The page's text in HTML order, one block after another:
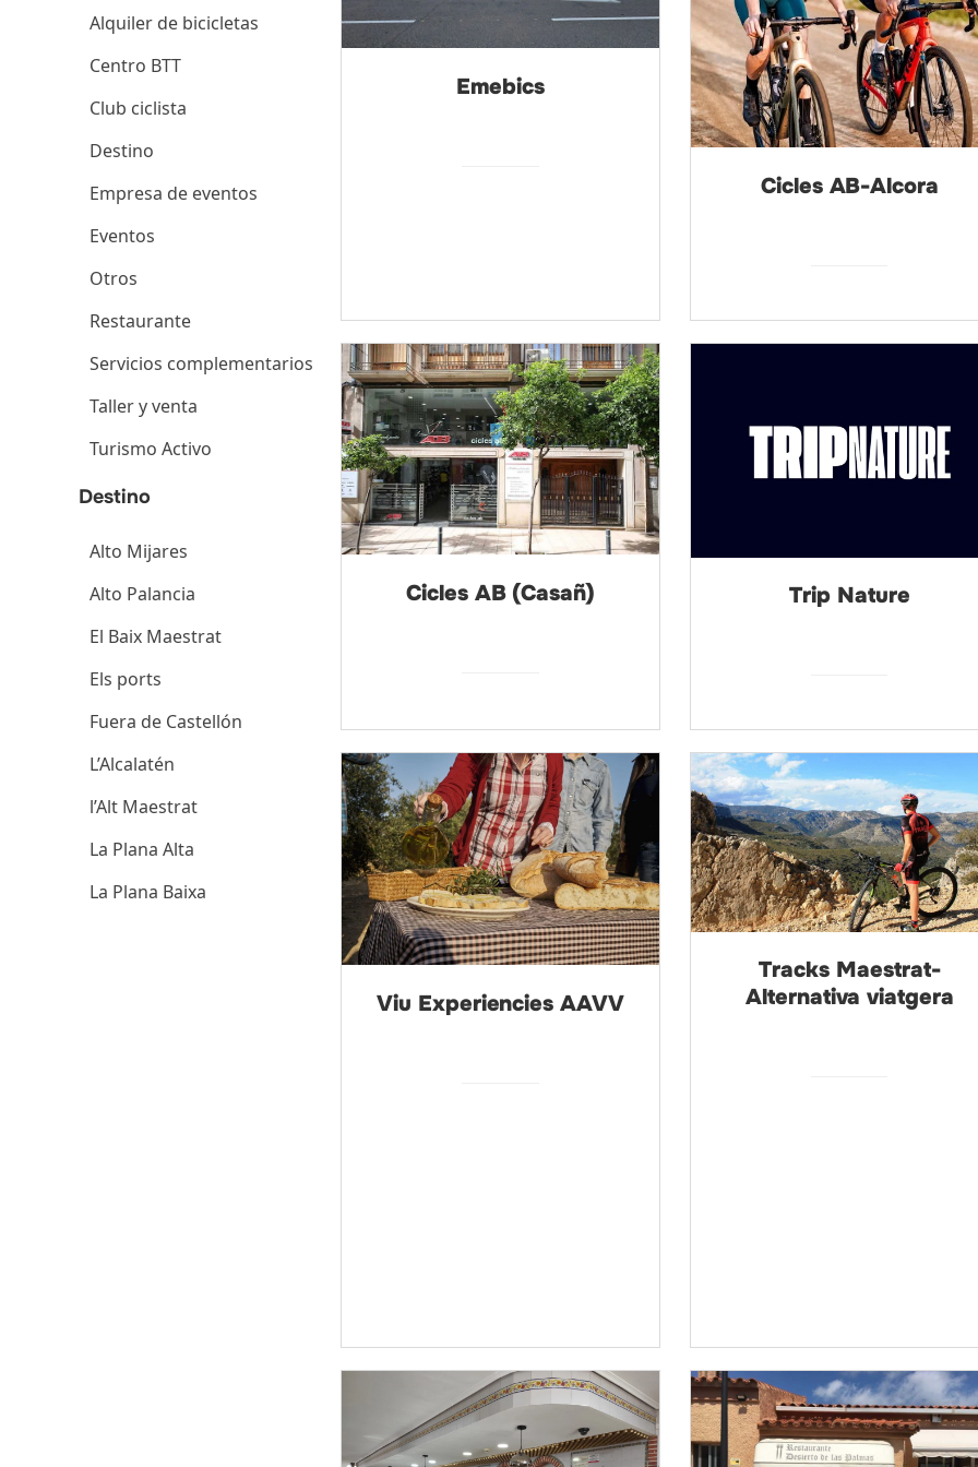
Alquiler de bicicletas
Centro BTT
Club ciclista
Destino
Empresa de eventos
Eventos
Otros
Restaurante
Servicios complementarios
Taller y venta
Turismo Activo
Alto Mijares
Alto Palancia
El Baix Maestrat
Els ports
Fuera de Castellón
L’Alcalatén
l’Alt Maestrat
La Plana Alta
La Plana Baixa
Emebics
Cicles AB-Alcora
Cicles AB (Casañ) Trip Nature
Viu Experiencies AAVV
Tracks Maestrat-
Alternativa viatgera